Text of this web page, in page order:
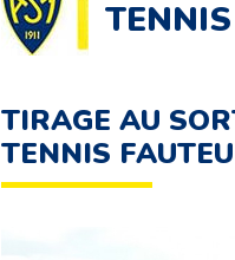
TENNIS
TIRAGE AU
TENNIS